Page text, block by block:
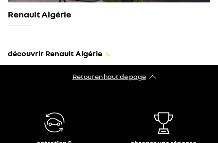
Renault Algérie
découvrir Renault Algérie
Retour en haut de page​